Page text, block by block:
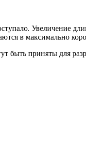
Увеличение
в максимально
быть приняты для